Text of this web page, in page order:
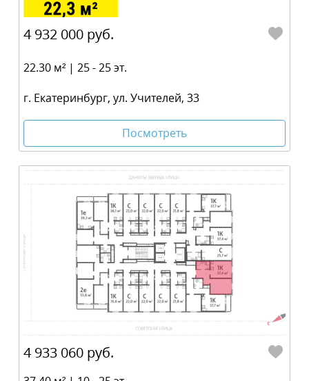
4 932 000 руб.
22.30 м² | 25 - 25 эт.
г. Екатеринбург, ул. Учителей, 33
Посмотреть
4 933 060 руб.